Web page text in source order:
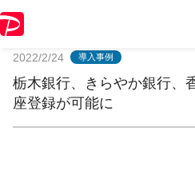
2022/2/24 導入事例
栃木銀行、きらやか銀行、
座登録が可能に